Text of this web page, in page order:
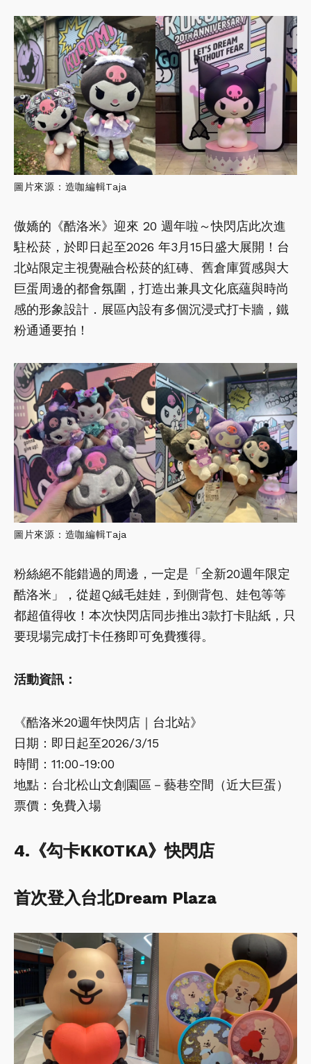
圖片來源：造咖編輯Taja
傲嬌的《酷洛米》迎來 20 週年啦～快閃店此次進
駐松菸，於即日起至2026 年3月15日盛大展開！台
北站限定主視覺融合松菸的紅磚、舊倉庫質感與大
巨蛋周邊的都會氛圍，打造出兼具文化底蘊與時尚
感的形象設計．展區內設有多個沉浸式打卡牆，鐵
粉通通要拍！
圖片來源：造咖編輯Taja
粉絲絕不能錯過的周邊，一定是「全新20週年限定
酷洛米」，從超Q絨毛娃娃，到側背包、娃包等等
都超值得收！本次快閃店同步推出3款打卡貼紙，只
要現場完成打卡任務即可免費獲得。
活動資訊：
《酷洛米20週年快閃店｜台北站》
日期：即日起至2026/3/15
時間：11:00-19:00
地點：台北松山文創園區－藝巷空間（近大巨蛋）
票價：免費入場
4.《勾卡KKOTKA》快閃店
首次登入台北Dream Plaza